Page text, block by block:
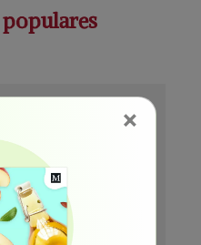
boletín de
recientes y
×